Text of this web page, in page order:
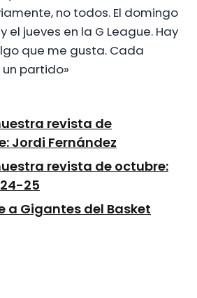
no todos. El domingo
el jueves en la G League. Hay
que me gusta. Cada
partido»
revista de
Jordi Fernández
revista de octubre:
25
a Gigantes del Basket